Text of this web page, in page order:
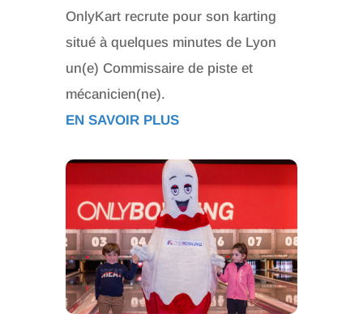
OnlyKart recrute pour son karting
situé à quelques minutes de Lyon
un(e) Commissaire de piste et
mécanicien(ne).
EN SAVOIR PLUS